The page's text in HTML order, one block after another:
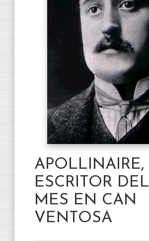
APOLLINAIRE,
ESCRITOR DEL
MES EN CAN
VENTOSA